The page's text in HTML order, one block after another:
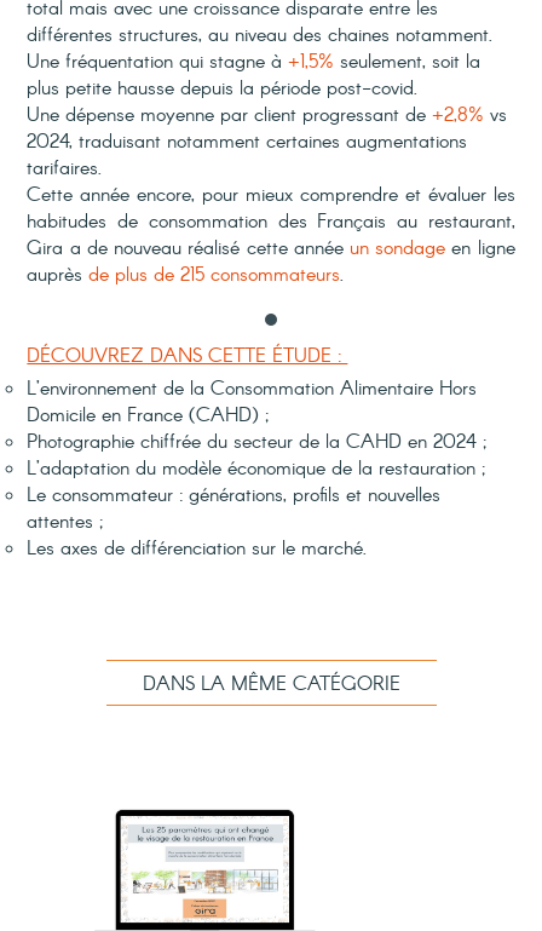
total mais avec unecroissance disparateentre les
différentes structures, au niveau des chaines notamment.
Unefréquentationquistagneà+1,5% seulement, soit la
plus petite hausse depuis la période post-covid.
Unedépense moyenne par client progressant de+2,8% vs
2024, traduisant notamment certaines augmentations
tarifaires.
Cette année encore, pour mieux comprendre et évaluer les
habitudes de consommation des Français au restaurant,
Gira a de nouveau réalisé cette année un sondage en ligne
auprèsde plus de 215 consommateurs.
DÉCOUVREZ DANS CETTE ÉTUDE :
L’environnement de la Consommation Alimentaire Hors
Domicile en France (CAHD) ;
Photographie chiffrée du secteur de la CAHD en 2024 ;
L’adaptation du modèle économique de la restauration ;
Le consommateur : générations, profils et nouvelles
attentes ;
Les axes de différenciation sur le marché.
DANS LA MÊME CATÉGORIE